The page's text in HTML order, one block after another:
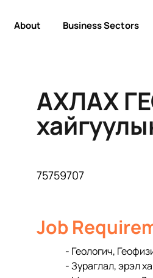
About Business Sectors
АХЛАХ
75759707
Job
- Геологич,
- Зураглал, эрэл